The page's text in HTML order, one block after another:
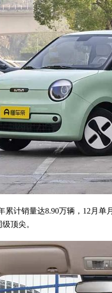
计销量达8.90万辆，12月单
顶尖。